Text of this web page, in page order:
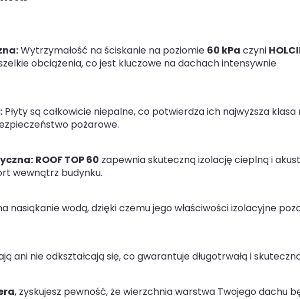
Wytrzymałość na ściskanie na poziomie 60 kPa czyni
obciążenia, co jest kluczowe na dachach intensywnie
Płyty są całkowicie niepalne, co potwierdza ich najwyższa klasa
pożarowe.
ROOF TOP 60 zapewnia skuteczną izolację cieplną i
wewnątrz budynku.
nasiąkanie wodą, dzięki czemu jego właściwości izolacyjne
ani nie odkształcają się, co gwarantuje długotrwałą i
, zyskujesz pewność, że wierzchnia warstwa Twojego dachu